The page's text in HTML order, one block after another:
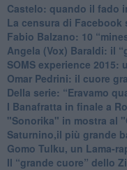
​Castelo: quando il fado
La censura di
Fabio Balzano: 10
Angela (Vox) Baraldi: il
​SOMS experience 2015:
Omar Pedrini: il cuore
Della serie: “Eravamo
I Banafratta in finale a
"Sonorika" in mostra al
​Saturnino,il più grande
​Gomo Tulku, un Lama-
​Il “grande cuore” dello